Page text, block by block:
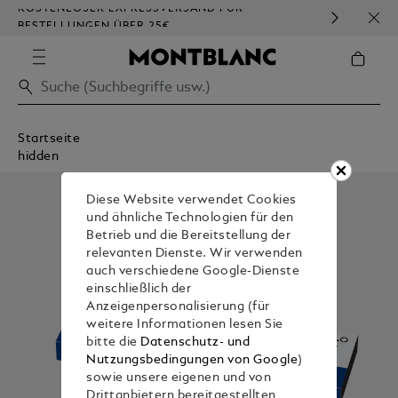
KOSTENLOSER EXPRESSVERSAND FÜR
BESTELLUNGEN ÜBER 25€
Startseite
hidden
Diese Website verwendet Cookies
und ähnliche Technologien für den
Betrieb und die Bereitstellung der
relevanten Dienste. Wir verwenden
auch verschiedene Google-Dienste
einschließlich der
Anzeigenpersonalisierung (für
weitere Informationen lesen Sie
bitte die
Datenschutz- und
Nutzungsbedingungen von Google)
sowie unsere eigenen und von
Drittanbietern bereitgestellten